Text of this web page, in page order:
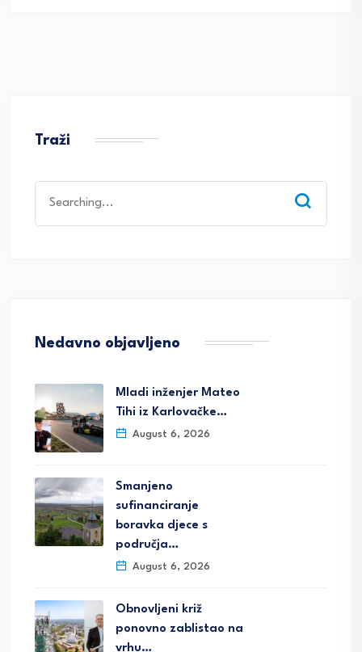
Traži
for:
Nedavno objavljeno
Mladi inženjer Mateo
Tihi iz Karlovačke…
August 6, 2026
Smanjeno
sufinanciranje
boravka djece s
područja…
August 6, 2026
Obnovljeni križ
ponovno zablistao na
vrhu…